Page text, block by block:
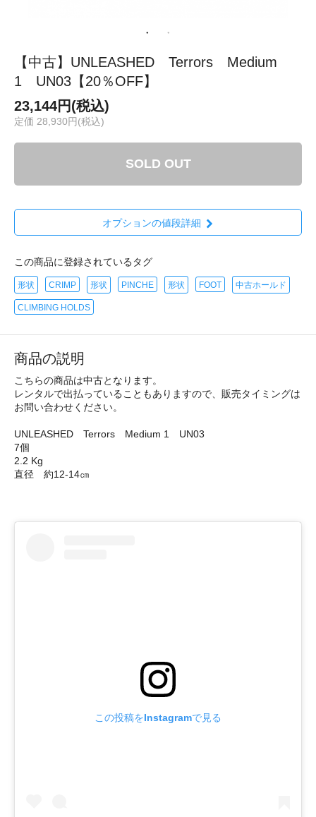
【中古】UNLEASHED Terrors Medium
1 UN03【20％OFF】
23,144円(税込)
定価 28,930円(税込)
SOLD OUT
オプションの値段詳細
この商品に登録されているタグ
形状 CRIMP 形状 PINCHE 形状 FOOT 中古ホールド
CLIMBING HOLDS
商品の説明
こちらの商品は中古となります。
レンタルで出払っていることもありますので、販売タイミングは
お問い合わせください。
UNLEASHED Terrors Medium 1 UN03
7個
2.2 Kg
直径 約12-14㎝
この投稿をInstagramで見る